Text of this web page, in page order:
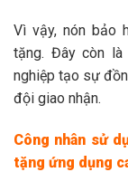
Vì vậy, nón bảo
tặng. Đây còn là
nghiệp tạo sự
đội giao nhận.
Công nhân sử
tặng ứng dụng